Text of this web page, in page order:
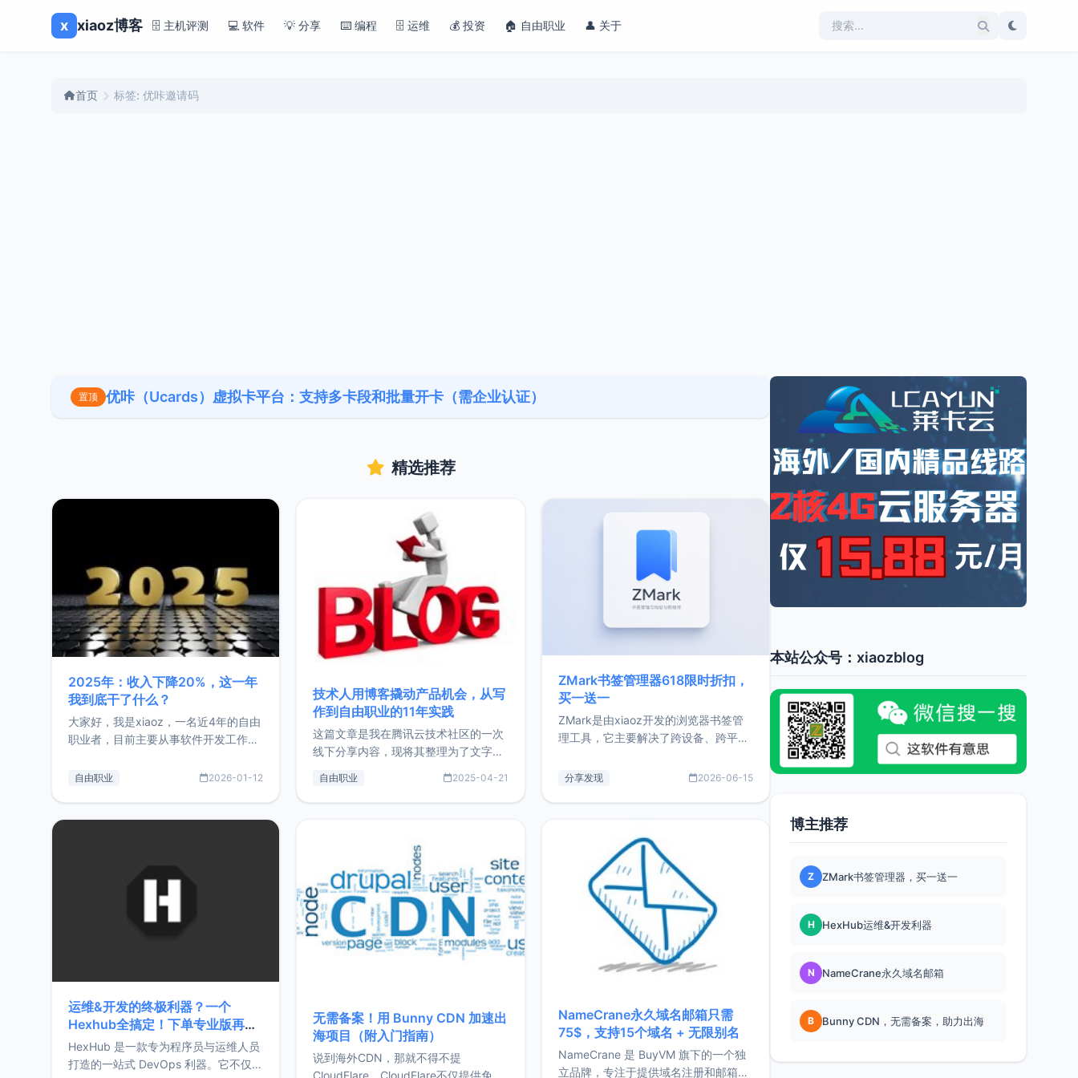
x xiaoz博客 🗄️ 主机评测 💻 软件 💡 分享 ⌨️ 编程 🗄️ 运维 💰 投资 🏠 自由职业 👤 关于
首页 标签: 优咔邀请码
置顶 优咔（Ucards）虚拟卡平台：支持多卡段和批量开卡（需企业认证）
精选推荐
2025年：收入下降20%，这一年
我到底干了什么？
大家好，我是xiaoz，一名近4年的自由
职业者，目前主要从事软件开发工作。
的总结，内容主要包括：工作、学习、
自由职业 2026-01-12
技术人用博客撬动产品机会，从写
作到自由职业的11年实践
这篇文章是我在腾讯云技术社区的一次
线下分享内容，现将其整理为了文字
版，分享了写博客11年来的经历，以及
通过博客过渡到做产品和走向自由职业
的一个小故事。文中还首次公开了我的
前从事服务器运维相关工作，现在已经
转自由职业3年，目前
自由职业 2025-04-21
ZMark书签管理器618限时折扣，
买一送一
ZMark是由xiaoz开发的浏览器书签管
理工具，它主要解决了跨设备、跨平
做到一处部署、随处访问。同时，它还
量级： 使用Bun + Hono.js
分享发现 2026-06-15
运维&开发的终极利器？一个
Hexhub全搞定！下单专业版再赠
Zdir/OneNav授权
HexHub 是一款专为程序员与运维人员
打造的一站式 DevOps 利器。它不仅支
无需备案！用 Bunny CDN 加速出
海项目（附入门指南）
说到海外CDN，那就不得不提
CloudFlare，CloudFlare不仅提供免费
NameCrane永久域名邮箱只需
75$，支持15个域名 + 无限别名
NameCrane 是 BuyVM 旗下的一个独
立品牌，专注于提供域名注册和邮箱等
本站公众号：xiaozblog
博主推荐
Z ZMark书签管理器，买一送一
H HexHub运维&开发利器
N NameCrane永久域名邮箱
B Bunny CDN，无需备案，助力出海